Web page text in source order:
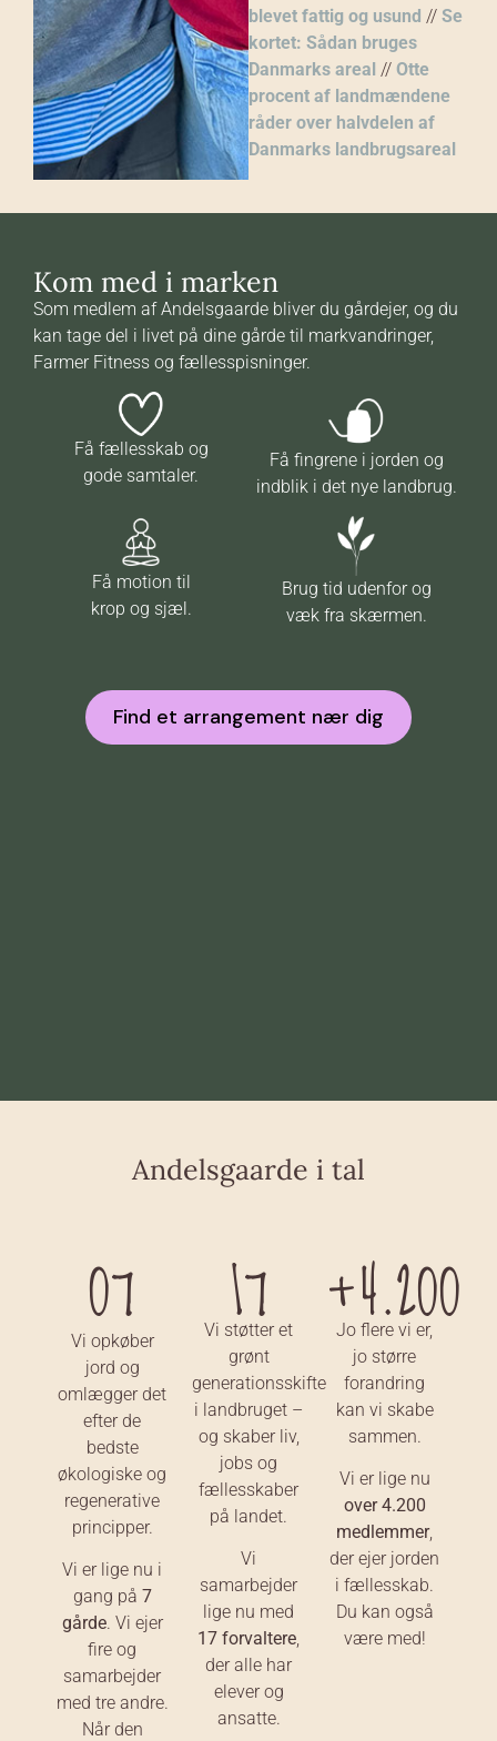
blevet fattig og usund // Se
kortet: Sådan bruges
Danmarks areal // Otte
procent af landmændene
råder over halvdelen af
Danmarks landbrugsareal
Kom med i marken
Som medlem af Andelsgaarde bliver du gårdejer, og du
kan tage del i livet på dine gårde til markvandringer,
Farmer Fitness og fællesspisninger.
Få fællesskab og
gode samtaler.
Få fingrene i jorden og
indblik i det nye landbrug.
Få motion til
krop og sjæl.
Brug tid udenfor og
væk fra skærmen.
Find et arrangement nær dig
Andelsgaarde i tal
07
Vi opkøber
jord og
omlægger det
efter de
bedste
økologiske og
regenerative
principper.
Vi er lige nu i
gang på 7
gårde. Vi ejer
fire og
samarbejder
med tre andre.
Når den
17
Vi støtter et
grønt
generationsskifte
i landbruget –
og skaber liv,
jobs og
fællesskaber
på landet.
Vi
samarbejder
lige nu med
17 forvaltere,
der alle har
elever og
ansatte.
+4.200
Jo flere vi er,
jo større
forandring
kan vi skabe
sammen.
Vi er lige nu
over 4.200
medlemmer,
der ejer jorden
i fællesskab.
Du kan også
være med!